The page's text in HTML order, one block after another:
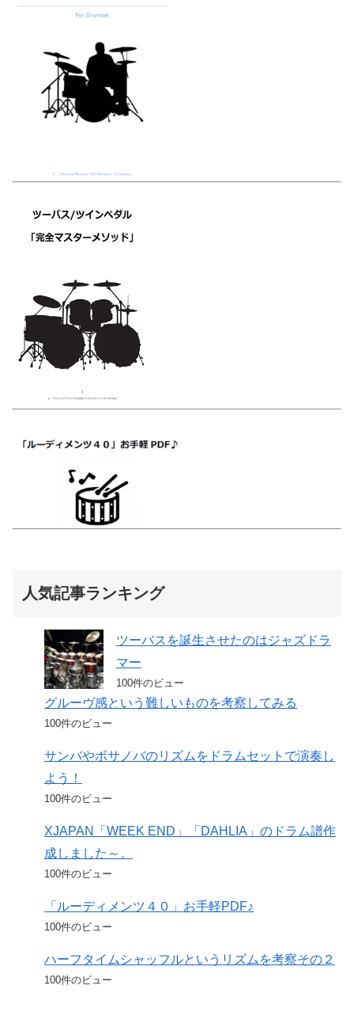
人気記事ランキング
ツーバスを誕生させたのはジャズドラ
マー
100件のビュー
グルーヴ感という難しいものを考察してみる
100件のビュー
サンバやボサノバのリズムをドラムセットで演奏し
よう！
100件のビュー
XJAPAN「WEEK END」「DAHLIA」のドラム譜作
成しました～。
100件のビュー
「ルーディメンツ４０」お手軽PDF♪
100件のビュー
ハーフタイムシャッフルというリズムを考察その２
100件のビュー